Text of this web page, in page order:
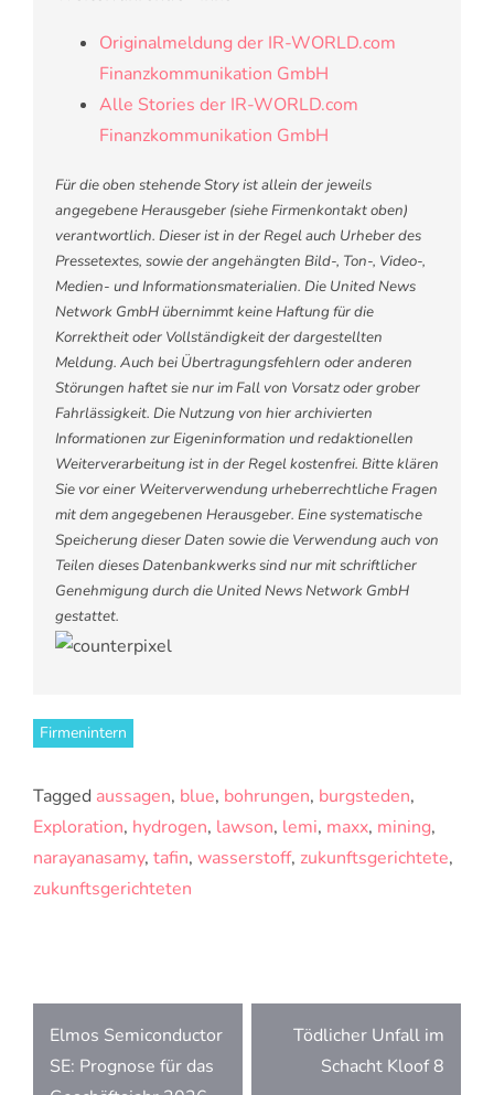
Originalmeldung der IR-WORLD.com
Finanzkommunikation GmbH
Alle Stories der IR-WORLD.com
Finanzkommunikation GmbH
Für die oben stehende Story ist allein der jeweils
angegebene Herausgeber (siehe Firmenkontakt oben)
verantwortlich. Dieser ist in der Regel auch Urheber des
Pressetextes, sowie der angehängten Bild-, Ton-, Video-,
Medien- und Informationsmaterialien. Die United News
Network GmbH übernimmt keine Haftung für die
Korrektheit oder Vollständigkeit der dargestellten
Meldung. Auch bei Übertragungsfehlern oder anderen
Störungen haftet sie nur im Fall von Vorsatz oder grober
Fahrlässigkeit. Die Nutzung von hier archivierten
Informationen zur Eigeninformation und redaktionellen
Weiterverarbeitung ist in der Regel kostenfrei. Bitte klären
Sie vor einer Weiterverwendung urheberrechtliche Fragen
mit dem angegebenen Herausgeber. Eine systematische
Speicherung dieser Daten sowie die Verwendung auch von
Teilen dieses Datenbankwerks sind nur mit schriftlicher
Genehmigung durch die United News Network GmbH
gestattet.
Firmenintern
Tagged aussagen, blue, bohrungen, burgsteden,
Exploration, hydrogen, lawson, lemi, maxx, mining,
narayanasamy, tafin, wasserstoff, zukunftsgerichtete,
zukunftsgerichteten
Beitragsnavigation
Elmos Semiconductor
SE: Prognose für das
Tödlicher Unfall im
Schacht Kloof 8